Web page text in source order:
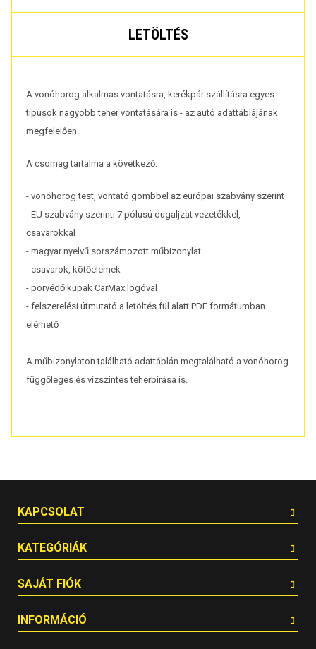
LETÖLTÉS
A vonóhorog alkalmas vontatásra, kerékpár szállításra egyes
típusok nagyobb teher vontatására is - az autó adattáblájának
megfelelően.
A csomag tartalma a következő:
- vonóhorog test, vontató gömbbel az európai szabvány szerint
- EU szabvány szerinti 7 pólusú dugaljzat vezetékkel,
csavarokkal
- magyar nyelvű sorszámozott műbizonylat
- csavarok, kötőelemek
- porvédő kupak CarMax logóval
- felszerelési útmutató a letöltés fül alatt PDF formátumban
elérhető
A műbizonylaton található adattáblán megtalálható a vonóhorog
függőleges és vízszintes teherbírása is.
KAPCSOLAT
KATEGÓRIÁK
SAJÁT FIÓK
INFORMÁCIÓ